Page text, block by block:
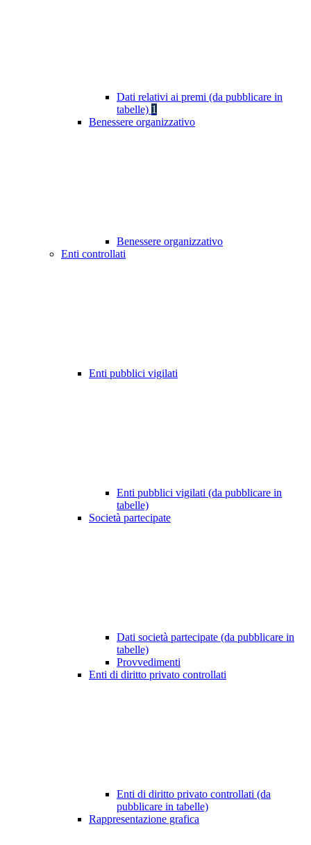
Dati relativi ai premi (da pubblicare in
tabelle) 1
Benessere organizzativo
Benessere organizzativo
Enti controllati
Enti pubblici vigilati
Enti pubblici vigilati (da pubblicare in
tabelle)
Società partecipate
Dati società partecipate (da pubblicare in
tabelle)
Provvedimenti
Enti di diritto privato controllati
Enti di diritto privato controllati (da
pubblicare in tabelle)
Rappresentazione grafica